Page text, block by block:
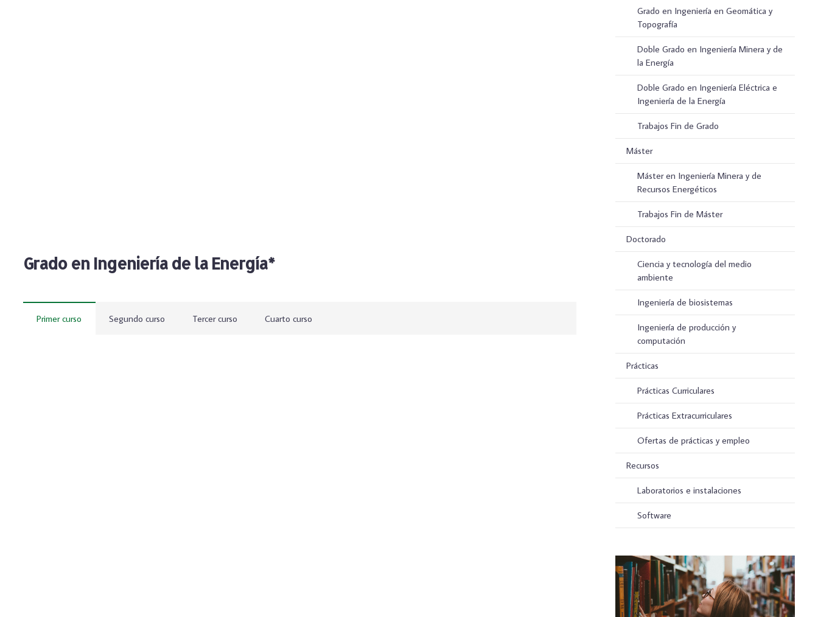
Grado en Ingeniería de la Energía*
Primer curso Segundo curso Tercer curso Cuarto curso
Grado en Ingeniería en Geomática y
Topografía
Doble Grado en Ingeniería Minera y de
la Energía
Doble Grado en Ingeniería Eléctrica e
Ingeniería de la Energía
Trabajos Fin de Grado
Máster
Máster en Ingeniería Minera y de
Recursos Energéticos
Trabajos Fin de Máster
Doctorado
Ciencia y tecnología del medio
ambiente
Ingeniería de biosistemas
Ingeniería de producción y
computación
Prácticas
Prácticas Curriculares
Prácticas Extracurriculares
Ofertas de prácticas y empleo
Recursos
Laboratorios e instalaciones
Software